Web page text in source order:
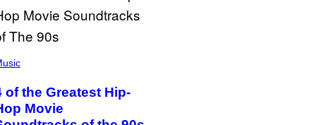
of the Greatest Hip-
Movie